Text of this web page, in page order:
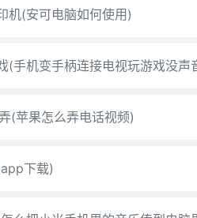
机(安可电脑如何使用)
(手机变手柄连接电视玩游戏没声
(苹果怎么弄电话视频)
下载)